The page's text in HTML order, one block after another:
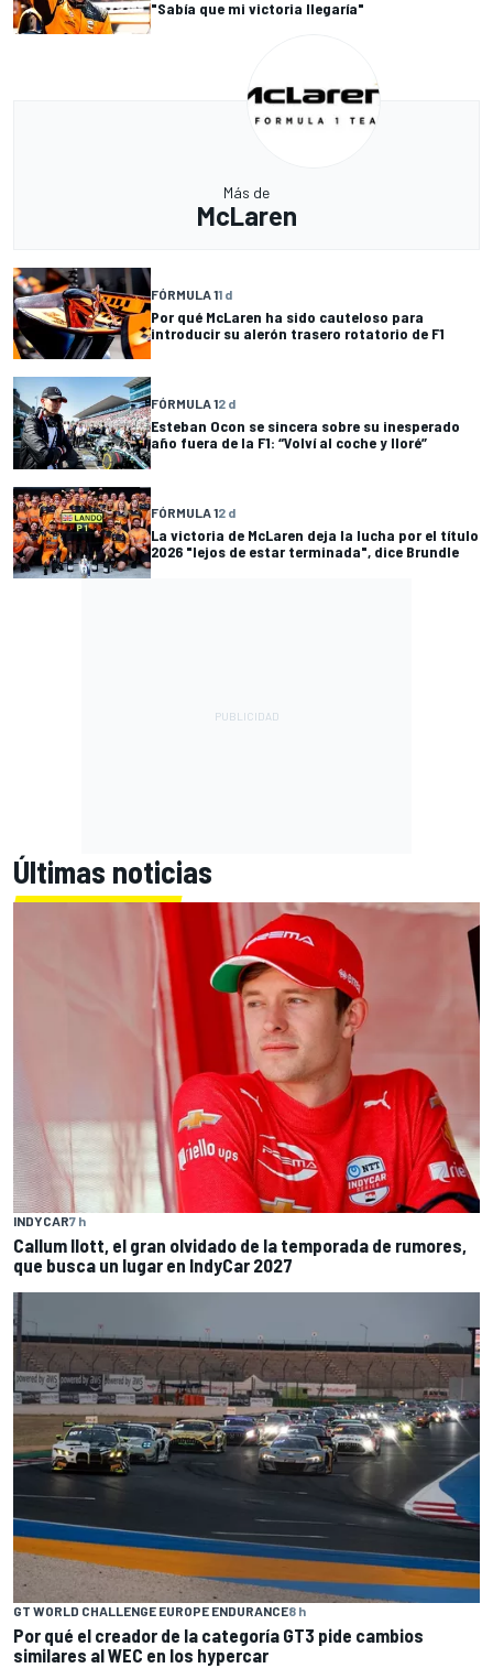
"Sabía que mi victoria llegaría"
Más de
McLaren
FÓRMULA 11 d
Por qué McLaren ha sido cauteloso para
introducir su alerón trasero rotatorio de F1
FÓRMULA 12 d
Esteban Ocon se sincera sobre su inesperado
año fuera de la F1: “Volví al coche y lloré”
FÓRMULA 12 d
La victoria de McLaren deja la lucha por el título
2026 "lejos de estar terminada", dice Brundle
Últimas noticias
INDYCAR7 h
Callum Ilott, el gran olvidado de la temporada de rumores,
que busca un lugar en IndyCar 2027
GT WORLD CHALLENGE EUROPE ENDURANCE8 h
Por qué el creador de la categoría GT3 pide cambios
similares al WEC en los hypercar